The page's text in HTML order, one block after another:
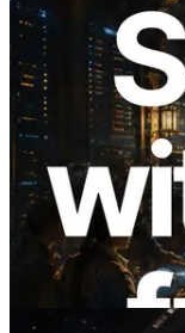
2026.08.05
ERPC
com medição
globais —
também